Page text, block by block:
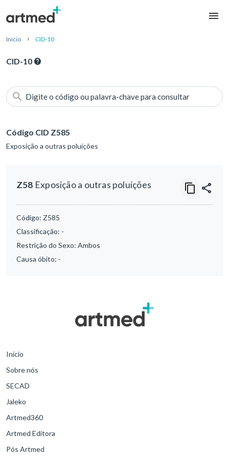
Início CID-10
CID-10
Digite o código ou palavra-chave para consultar
Código CID Z585
Exposição a outras poluições
Z58 Exposição a outras poluições
Código: Z585
Classificação: -
Restrição do Sexo: Ambos
Causa óbito: -
Início
Sobre nós
SECAD
Jaleko
Artmed360
Artmed Editora
Pós Artmed